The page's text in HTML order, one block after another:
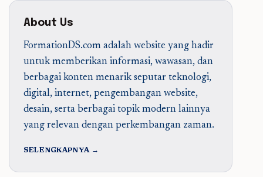
About Us
FormationDS.com adalah website yang hadir
untuk memberikan informasi, wawasan, dan
berbagai konten menarik seputar teknologi,
digital, internet, pengembangan website,
desain, serta berbagai topik modern lainnya
yang relevan dengan perkembangan zaman.
SELENGKAPNYA →